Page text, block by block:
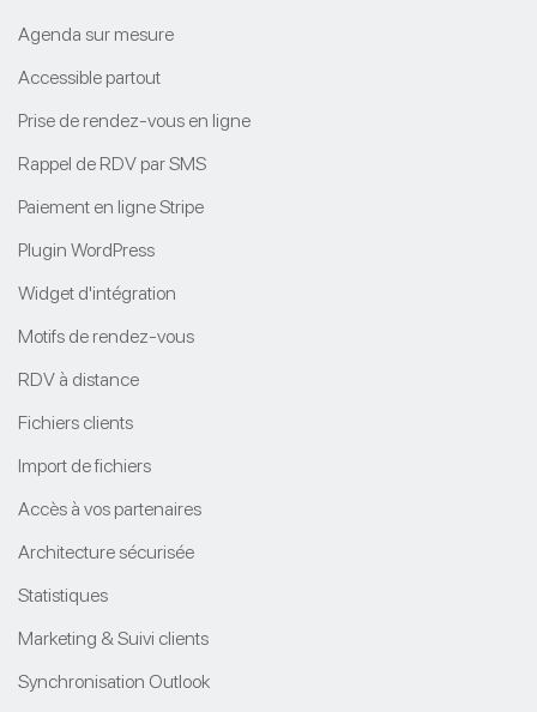
Agenda sur mesure
Accessible partout
Prise de rendez-vous en ligne
Rappel de RDV par SMS
Paiement en ligne Stripe
Plugin WordPress
Widget d'intégration
Motifs de rendez-vous
RDV à distance
Fichiers clients
Import de fichiers
Accès à vos partenaires
Architecture sécurisée
Statistiques
Marketing & Suivi clients
Synchronisation Outlook